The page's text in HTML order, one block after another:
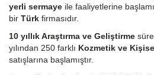
yerli sermaye ile faaliyetlerine
bir Türk firmasıdır.
10 yıllık Araştırma ve Geliştirme
yılından 250 farklı Kozmetik ve
satışlarına başlamıştır.